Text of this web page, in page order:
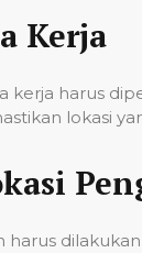
Kerja
kerja harus
lokasi